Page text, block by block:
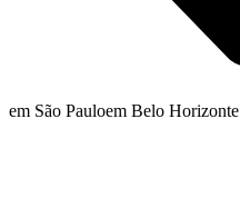
em São Pauloem Belo Horizonte